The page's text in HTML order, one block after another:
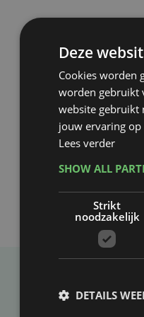
Deze
Cookies worden
worden gebruikt
website gebruikt
jouw ervaring
Lees verder
SHOW ALL
Strikt
noodzakelijk
DETAILS